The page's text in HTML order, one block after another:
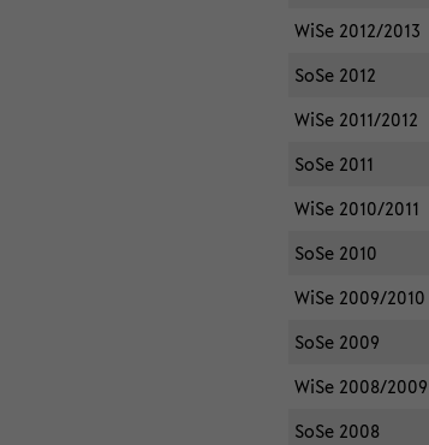
WiSe 2012/2013
SoSe 2012
WiSe 2011/2012
SoSe 2011
WiSe 2010/2011
SoSe 2010
WiSe 2009/2010
SoSe 2009
WiSe 2008/2009
SoSe 2008